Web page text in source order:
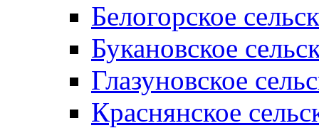
Белогорское
Букановское
Глазуновское
Краснянское